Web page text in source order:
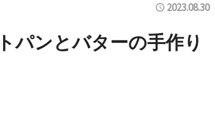
2023.08.30
ンとバターの手作り